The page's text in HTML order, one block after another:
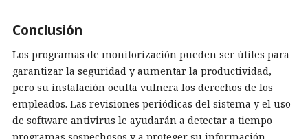
Conclusión
Los programas de monitorización pueden ser útiles para
garantizar la seguridad y aumentar la productividad,
pero su instalación oculta vulnera los derechos de los
empleados. Las revisiones periódicas del sistema y el uso
de software antivirus le ayudarán a detectar a tiempo